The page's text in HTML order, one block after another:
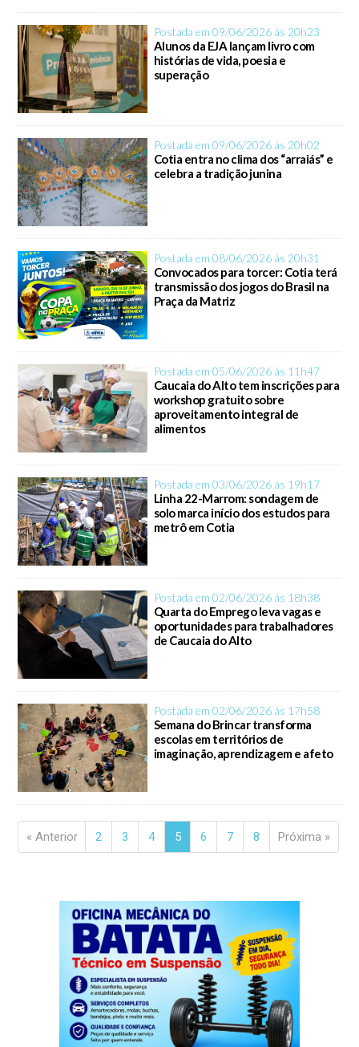
Postada em 09/06/2026 ás 20h23
Alunos da EJA lançam livro com
histórias de vida, poesia e
superação
Postada em 09/06/2026 ás 20h02
Cotia entra no clima dos “arraiás” e
celebra a tradição junina
Postada em 08/06/2026 ás 20h31
Convocados para torcer: Cotia terá
transmissão dos jogos do Brasil na
Praça da Matriz
Postada em 05/06/2026 ás 11h47
Caucaia do Alto tem inscrições para
workshop gratuito sobre
aproveitamento integral de
alimentos
Postada em 03/06/2026 ás 19h17
Linha 22-Marrom: sondagem de
solo marca início dos estudos para
metrô em Cotia
Postada em 02/06/2026 ás 18h38
Quarta do Emprego leva vagas e
oportunidades para trabalhadores
de Caucaia do Alto
Postada em 02/06/2026 ás 17h58
Semana do Brincar transforma
escolas em territórios de
imaginação, aprendizagem e afeto
« Anterior 2 3 4 5 6 7 8 Próxima »